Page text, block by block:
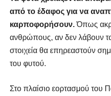
από το έδαφος για να
καρποφορήσουν.Όπως
ανθρώπους, αν δεν λάβουν
στοιχεία θα επηρεαστούν
του φυτού.
Στο πλαίσιο εορτασμού του